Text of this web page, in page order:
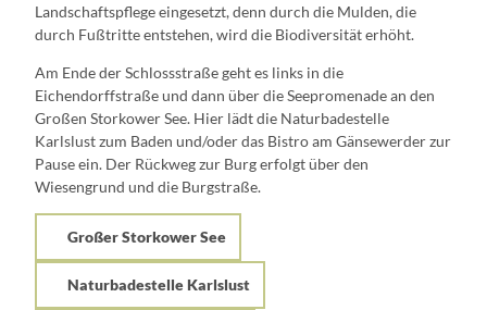
Landschaftspflege eingesetzt, denn durch die Mulden, die
durch Fußtritte entstehen, wird die Biodiversität erhöht.
Am Ende der Schlossstraße geht es links in die
Eichendorffstraße und dann über die Seepromenade an den
Großen Storkower See. Hier lädt die Naturbadestelle
Karlslust zum Baden und/oder das Bistro am Gänsewerder zur
Pause ein. Der Rückweg zur Burg erfolgt über den
Wiesengrund und die Burgstraße.
Großer Storkower See
Naturbadestelle Karlslust